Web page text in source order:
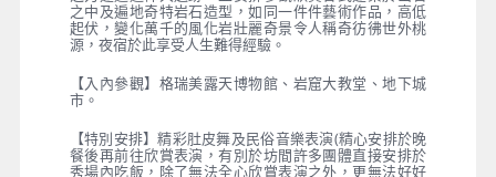
卡帕多細亞
聞名於世的格瑞美露天博物館，而岩窟大教堂，處處都
是全手工所留下來藝術精品，爾後參觀卡帕多細亞另一
教徒的迫害而逃至此地，並在地下興建房屋及教堂，經
過十多世紀的風化和天然侵蝕，這些岩面上鑿了上千個
洞窟，形成非常特別的筍狀石柱和煙囪狀的石叢，形成